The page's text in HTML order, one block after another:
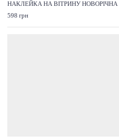
НАКЛЕЙКА НА ВІТРИНУ
598 грн